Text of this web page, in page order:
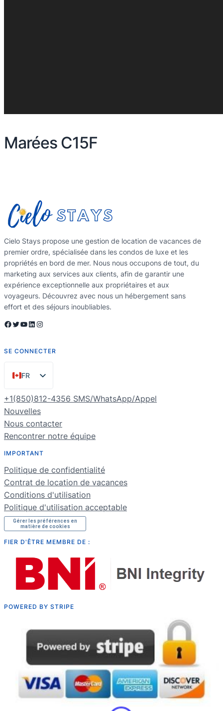
Marées C15F
Cielo Stays propose une gestion de location de vacances de
premier ordre, spécialisée dans les condos de luxe et les
propriétés en bord de mer. Nous nous occupons de tout, du
marketing aux services aux clients, afin de garantir une
expérience exceptionnelle aux propriétaires et aux
voyageurs. Découvrez avec nous un hébergement sans
effort et des séjours inoubliables.
Facebook Twitter YouTube LinkedIn Instagram
SE CONNECTER
FR
EN
ES
PT
DE
NL
RU
+1(850)812-4356 SMS/WhatsApp/Appel
Nouvelles
Nous contacter
Rencontrer notre équipe
IMPORTANT
Politique de confidentialité
Contrat de location de vacances
Conditions d'utilisation
Politique d'utilisation acceptable
Gérer les préférences en
matière de cookies
FIER D'ÊTRE MEMBRE DE :
POWERED BY STRIPE